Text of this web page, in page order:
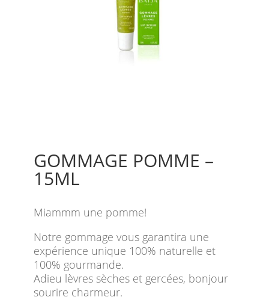
GOMMAGE POMME –
15ML
Miammm une pomme!
Notre gommage vous garantira une
expérience unique 100% naturelle et
100% gourmande.
Adieu lèvres sèches et gercées, bonjour
sourire charmeur.